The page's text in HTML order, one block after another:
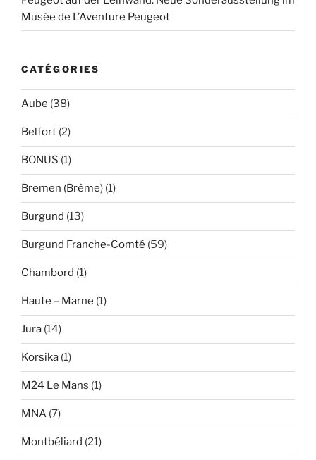
Musée de L’Aventure Peugeot
CATÉGORIES
Aube (38)
Belfort (2)
BONUS (1)
Bremen (Brême) (1)
Burgund (13)
Burgund Franche-Comté (59)
Chambord (1)
Haute – Marne (1)
Jura (14)
Korsika (1)
M24 Le Mans (1)
MNA (7)
Montbéliard (21)